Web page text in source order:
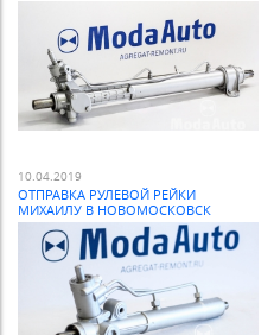
10.04.2019
ОТПРАВКА РУЛЕВОЙ РЕЙКИ
МИХАИЛУ В НОВОМОСКОВСК